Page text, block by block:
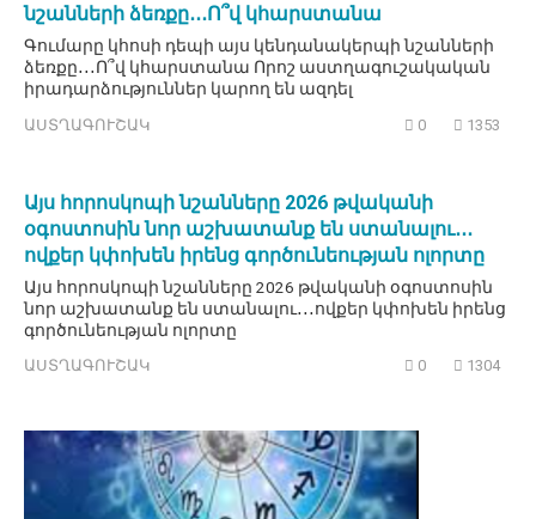
նշանների ձեռքը․․․Ո՞վ կհարստանա
Գումարը կհոսի դեպի այս կենդանակերպի նշանների
ձեռքը․․․Ո՞վ կհարստանա Որոշ աստղագուշակական
իրադարձություններ կարող են ազդել
ԱՍՏՂԱԳՈՒՇԱԿ 0 1353
Այս հորոսկոպի նշանները 2026 թվականի
օգոստոսին նոր աշխատանք են ստանալու․․․
ովքեր կփոխեն իրենց գործունեության ոլորտը
Այս հորոսկոպի նշանները 2026 թվականի օգոստոսին
նոր աշխատանք են ստանալու․․․ովքեր կփոխեն իրենց
գործունեության ոլորտը
ԱՍՏՂԱԳՈՒՇԱԿ 0 1304